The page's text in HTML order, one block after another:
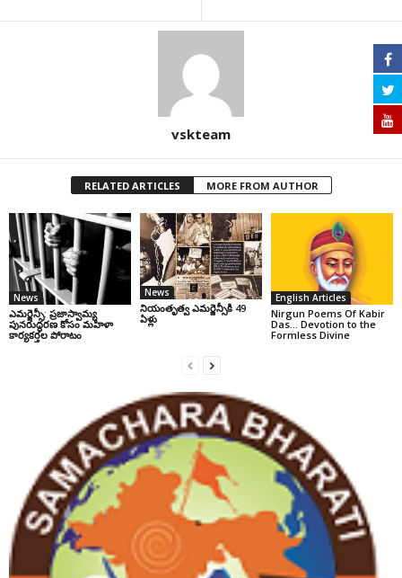
vskteam
RELATED ARTICLES MORE FROM AUTHOR
News
ఎమర్జెన్సీ: ప్రజాస్వామ్య
పునరుద్ధరణ కోసం మహిళా
కార్యకర్తల పోరాటం
News
నియంతృత్వ ఎమర్జెన్సీకి 49
ఏళ్లు
English Articles
Nirgun Poems Of Kabir
Das… Devotion to the
Formless Divine